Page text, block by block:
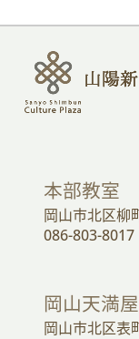
本部教室
岡山市北区柳
086-803-8017
岡山天満
岡山市北区表